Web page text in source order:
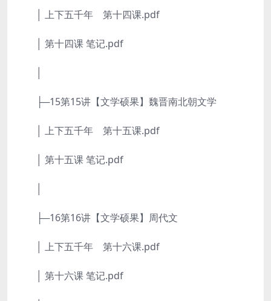
│ 上下五千年 第十四课.pdf
│ 第十四课 笔记.pdf
├─15第15讲【文学硕果】魏晋南北朝文学
│ 上下五千年 第十五课.pdf
│ 第十五课 笔记.pdf
├─16第16讲【文学硕果】周代文
│ 上下五千年 第十六课.pdf
│ 第十六课 笔记.pdf